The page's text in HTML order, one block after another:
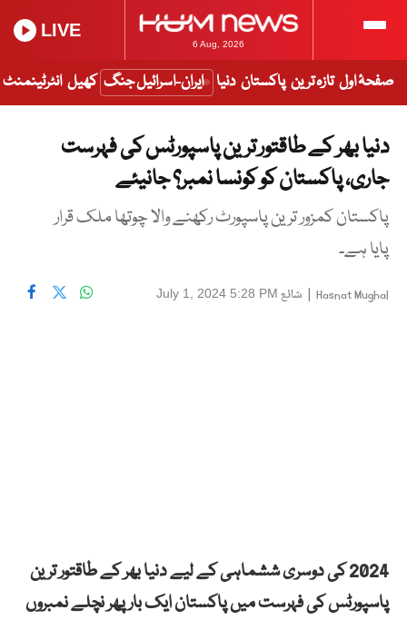
6 Aug, 2026
LIVE
صفحۂ اول تازہ ترین پاکستان دنیا ایران-اسرائیل جنگ کھیل انٹرٹینمنٹ
دنیا بھر کے طاقتور ترین پاسپورٹس کی فہرست
جاری، پاکستان کو کونسا نمبر؟ جانیئے
پاکستان کمزور ترین پاسپورٹ رکھنے والا چوتھا ملک قرار
پایا ہے۔
Hasnat Mughal
| شائع July 1, 2024 5:28 PM
2024 کی دوسری ششماہی کے لیے دنیا بھر کے طاقتور ترین
پاسپورٹس کی فہرست میں پاکستان ایک بار پھر نچلے نمبروں